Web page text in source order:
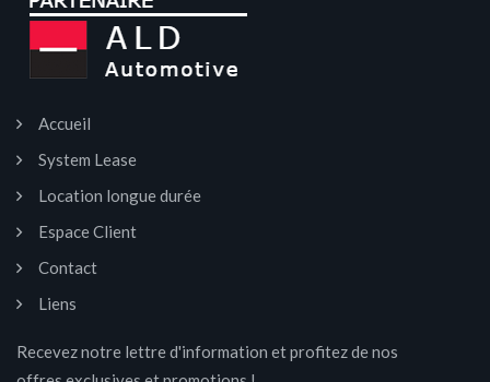
Accueil
System Lease
Location longue durée
Espace Client
Contact
Liens
Recevez notre lettre d'information et profitez de nos